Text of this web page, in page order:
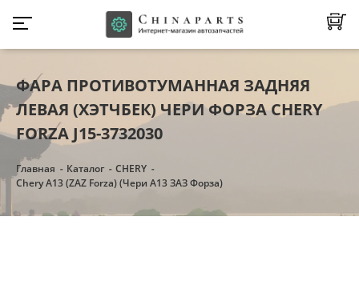
ФАРА ПРОТИВОТУМАННАЯ ЗАДНЯЯ
ЛЕВАЯ (ХЭТЧБЕК) ЧЕРИ ФОРЗА CHERY
FORZA J15-3732030
Главная Каталог
CHERY
Chery A13 (ZAZ Forza) (Чери А13 ЗАЗ Форза)